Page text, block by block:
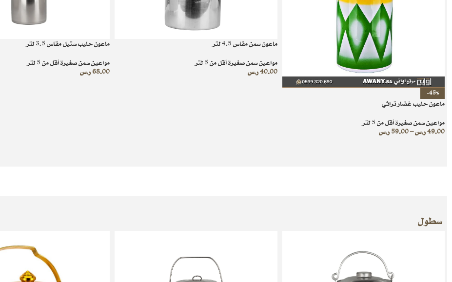
-45%
ماعون حليب غضار تراثي
مواعين سمن صغيرة أقل من 5 لتر
49.00ر.س–
59.00ر.س
ماعون سمن مقاس 4.5 لتر
مواعين سمن صغيرة أقل من 5 لتر
40.00ر.س
ماعون حليب ستيل مقاس 3.5 لتر
مواعين سمن صغيرة أقل من 5 لتر
68.00ر.س
سطول